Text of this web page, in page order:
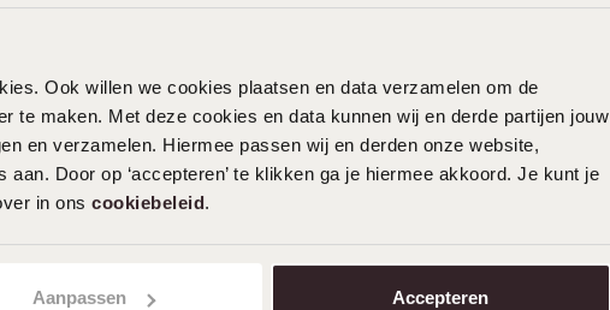
Ook willen we cookies plaatsen en data verzamelen om de
te maken. Met deze cookies en data kunnen wij en derde partijen jouw
en verzamelen. Hiermee passen wij en derden onze website,
Door op ‘accepteren’ te klikken ga je hiermee akkoord. Je kunt je
in ons cookiebeleid.
Aanpassen Accepteren